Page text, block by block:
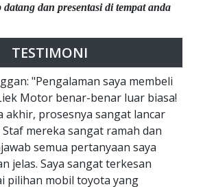
dan presentasi di tempat anda
TESTIMONI
"Pengalaman saya membeli
Motor benar-benar luar biasa!
akhir, prosesnya sangat lancar
mereka sangat ramah dan
semua pertanyaan saya
jelas. Saya sangat terkesan
pilihan mobil toyota yang